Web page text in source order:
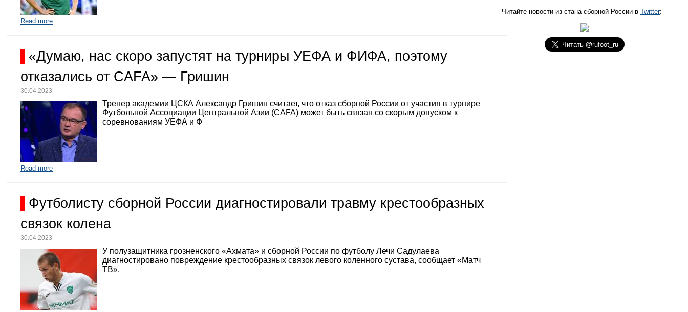
Read more
«Думаю, нас скоро запустят на турниры УЕФА и ФИФА, поэтому
отказались от CAFA» — Гришин
30.04.2023
Тренер академии ЦСКА Александр Гришин считает, что отказ сборной России от участия в турнире
Футбольной Ассоциации Центральной Азии (CAFA) может быть связан со скорым допуском к
соревнованиям УЕФА и Ф
Read more
Футболисту сборной России диагностировали травму крестообразных
связок колена
30.04.2023
У полузащитника грозненского «Ахмата» и сборной России по футболу Лечи Садулаева
диагностировано повреждение крестообразных связок левого коленного сустава, сообщает «Матч
ТВ».
Читайте новости из стана сборной России в Twitter: